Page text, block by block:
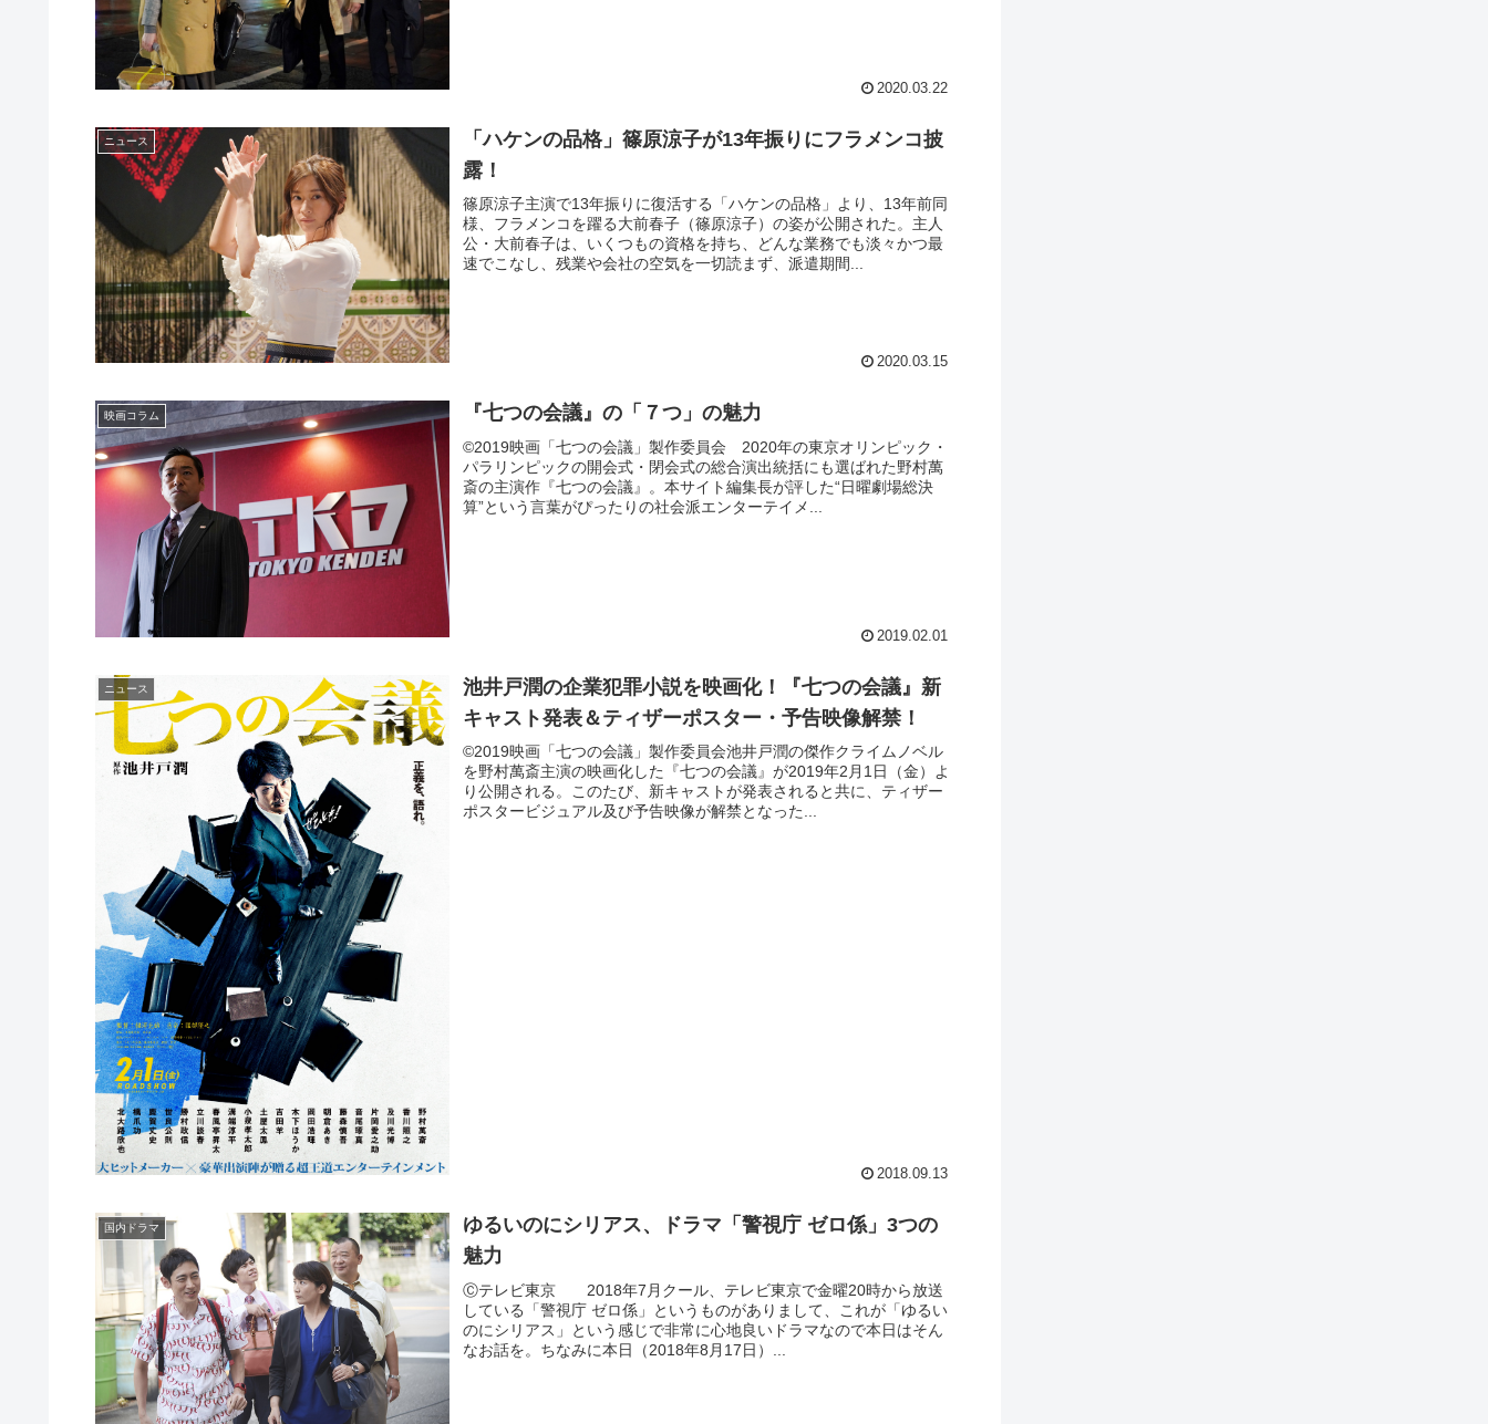
2020.03.22
ニュース
「ハケンの品格」篠原涼子が13年振りにフラメンコ披
露！
篠原涼子主演で13年振りに復活する「ハケンの品格」より、13年前同
様、フラメンコを躍る大前春子（篠原涼子）の姿が公開された。主人
公・大前春子は、いくつもの資格を持ち、どんな業務でも淡々かつ最
速でこなし、残業や会社の空気を一切読まず、派遣期間...
2020.03.15
映画コラム 『七つの会議』の「７つ」の魅力
©2019映画「七つの会議」製作委員会 2020年の東京オリンピック・
パラリンピックの開会式・閉会式の総合演出統括にも選ばれた野村萬
斎の主演作『七つの会議』。本サイト編集長が評した“日曜劇場総決
算”という言葉がぴったりの社会派エンターテイメ...
2019.02.01
ニュース
池井戸潤の企業犯罪小説を映画化！『七つの会議』新
キャスト発表＆ティザーポスター・予告映像解禁！
©2019映画「七つの会議」製作委員会池井戸潤の傑作クライムノベル
を野村萬斎主演の映画化した『七つの会議』が2019年2月1日（金）よ
り公開される。このたび、新キャストが発表されると共に、ティザー
ポスタービジュアル及び予告映像が解禁となった...
2018.09.13
国内ドラマ
ゆるいのにシリアス、ドラマ「警視庁 ゼロ係」3つの
魅力
Ⓒテレビ東京 2018年7月クール、テレビ東京で金曜20時から放送
している「警視庁 ゼロ係」というものがありまして、これが「ゆるい
のにシリアス」という感じで非常に心地良いドラマなので本日はそん
なお話を。ちなみに本日（2018年8月17日）...